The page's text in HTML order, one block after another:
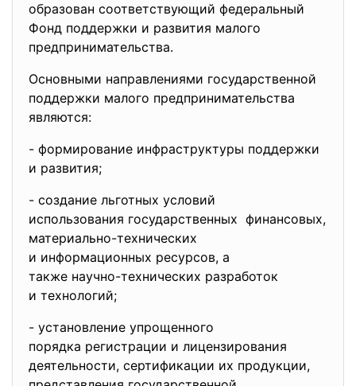
образован соответствующий федеральный
Фонд поддержки и развития малого
предпринимательства.
Основными направлениями государственной
поддержки малого предпринимательства
являются:
- формирование инфраструктуры поддержки
и развития;
- создание льготных условий
использования государственных финансовых,
материально-технических
и информационных ресурсов, а
также научно-технических разработок
и технологий;
- установление упрощенного
порядка регистрации и лицензирования
деятельности, сертификации их продукции,